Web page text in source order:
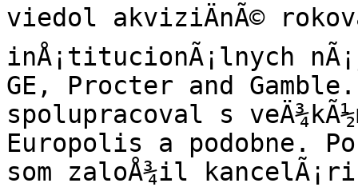
viedol akviziÄnÃ©
inÅ¡titucionÃ¡lnych
GE, Procter and
spolupracoval s
Europolis a podobne.
som zaloÅ¾il